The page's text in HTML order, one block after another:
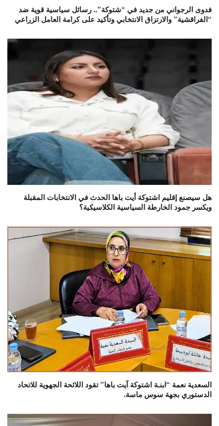
فدوى الرجواني من جديد في “شتوكة”.. رسائل سياسية قوية ضد
“الفراقشية” والارتزاق الانتخابي وتأكيد على كرامة العامل الزراعي
هل سيصنع إقليم اشتوكة أيت باها الحدث في الانتخابات المقبلة
ويكسر جمود الخارطة السياسية الكلاسيكية؟
السعدية نعمة “ابنـة اشتوكة آيت باها” تقود اللائحة الجهوية للاتحاد
الدستوري بجهة سوس ماسة.